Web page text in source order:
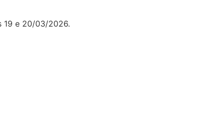
19 e 20/03/2026.